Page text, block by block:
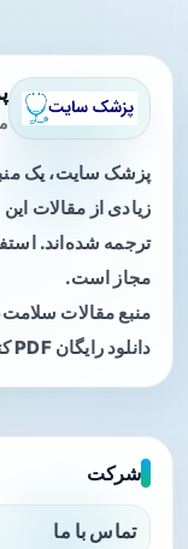
پزشک سایت، یک
زیادی از مقالات
ترجمه شده‌اند.
مجاز است.
منبع مقالات
دانلود رایگان PDF کتاب‌های پزشکی.
شرکت
تماس با ما